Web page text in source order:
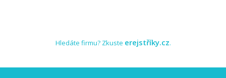
Hledáte firmu? Zkuste erejstříky.cz.